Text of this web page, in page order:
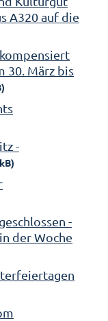
A320 auf die
30. März bis
-
-
der Woche